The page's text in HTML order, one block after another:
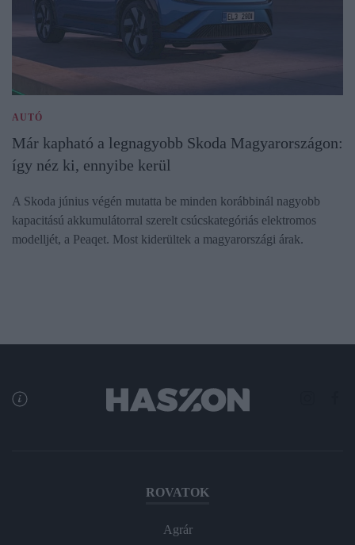
AUTÓ
Már kapható a legnagyobb Skoda Magyarországon:
így néz ki, ennyibe kerül
A Skoda június végén mutatta be minden korábbinál nagyobb
kapacitású akkumulátorral szerelt csúcskategóriás elektromos
modelljét, a Peaqet. Most kiderültek a magyarországi árak.
ROVATOK
Agrár